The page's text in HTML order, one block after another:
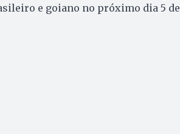
e goiano no próximo dia 5 de